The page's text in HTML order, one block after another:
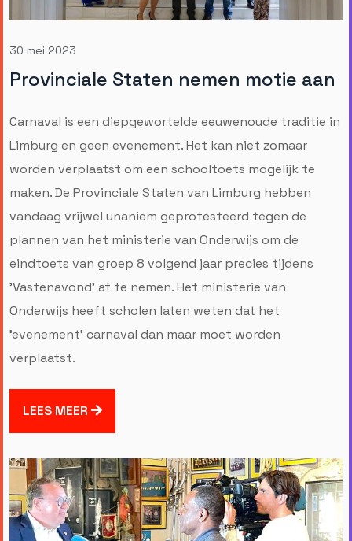
30 mei 2023
Provinciale Staten nemen motie aan
Carnaval is een diepgewortelde eeuwenoude traditie in
Limburg en geen evenement. Het kan niet zomaar
worden verplaatst om een schooltoets mogelijk te
maken. De Provinciale Staten van Limburg hebben
vandaag vrijwel unaniem geprotesteerd tegen de
plannen van het ministerie van Onderwijs om de
eindtoets van groep 8 volgend jaar precies tijdens
’Vastenavond’ af te nemen. Het ministerie van
Onderwijs heeft scholen laten weten dat het
’evenement’ carnaval dan maar moet worden
verplaatst.
LEES MEER